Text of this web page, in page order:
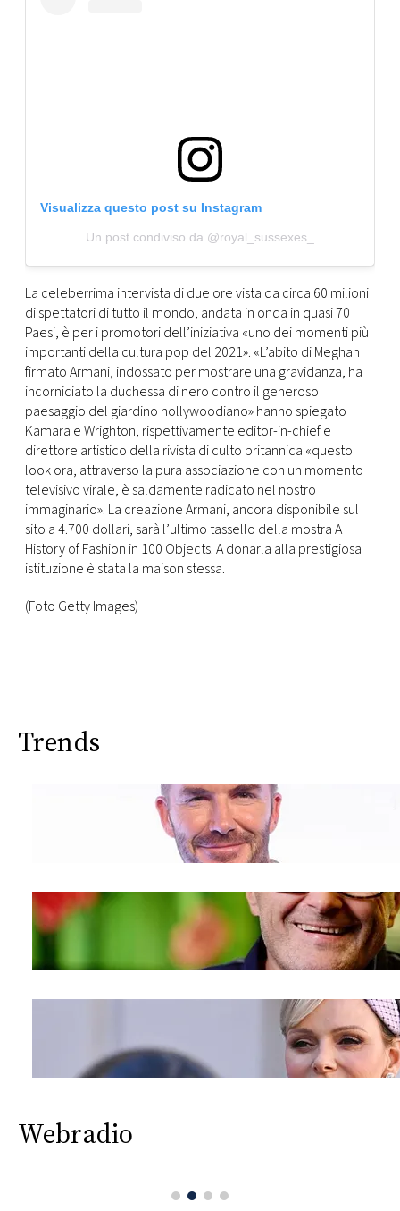
Visualizza questo post su Instagram
Un post condiviso da @royal_sussexes_
La celeberrima intervista di due ore vista da circa 60 milioni
di spettatori di tutto il mondo, andata in onda in quasi 70
Paesi, è per i promotori dell’iniziativa «uno dei momenti più
importanti della cultura pop del 2021». «L’abito di Meghan
firmato Armani, indossato per mostrare una gravidanza, ha
incorniciato la duchessa di nero contro il generoso
paesaggio del giardino hollywoodiano» hanno spiegato
Kamara e Wrighton, rispettivamente editor-in-chief e
direttore artistico della rivista di culto britannica «questo
look ora, attraverso la pura associazione con un momento
televisivo virale, è saldamente radicato nel nostro
immaginario». La creazione Armani, ancora disponibile sul
sito a 4.700 dollari, sarà l’ultimo tassello della mostra A
History of Fashion in 100 Objects. A donarla alla prestigiosa
istituzione è stata la maison stessa.
(Foto Getty Images)
Trends
Webradio